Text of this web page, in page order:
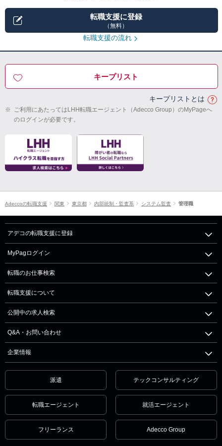
転職支援に登録
（無料）
転職支援の流れ
キープリスト
キープリストとは
※ ご利用にあたってはLHH転職エージェント（Adecco Group）のMyPageへ
のログインが必要です。
Adeccoの転職支援 関東 東京都 内部統制・監査系 システム監査 管理職
アデコの転職支援に登録
MyPagログイン
転職のお仕事検索
転職支援について
公開中の求人検索
Q&A・お問い合わせ
企業情報
派遣 テックコンサルティング
転職エージェント 就活エージェント
フリーランス Adecco Group